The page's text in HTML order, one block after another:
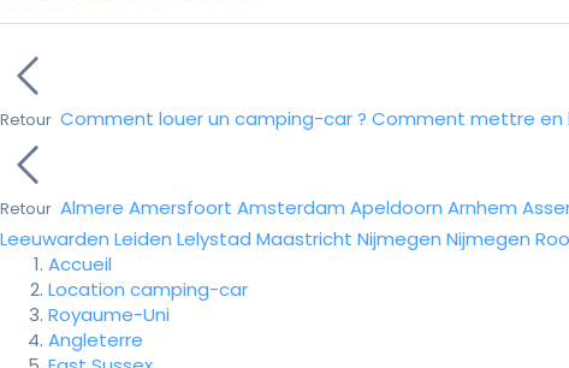
Retour Comment louer un camping-car ? Comment mettre en
Retour Almere Amersfoort Amsterdam Apeldoorn Arnhem
Leeuwarden Leiden Lelystad Maastricht Nijmegen Nijmegen
Accueil
Location camping-car
Royaume-Uni
Angleterre